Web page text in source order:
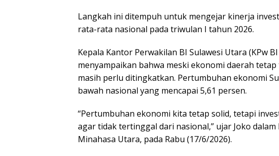
Langkah ini ditempuh untuk mengejar kinerja
rata-rata nasional pada triwulan I tahun 2026.
Kepala Kantor Perwakilan BI Sulawesi Utara (KPw
menyampaikan bahwa meski ekonomi daerah
masih perlu ditingkatkan. Pertumbuhan ekonomi
bawah nasional yang mencapai 5,61 persen.
“Pertumbuhan ekonomi kita tetap solid, tetapi
agar tidak tertinggal dari nasional,” ujar Joko dalam
Minahasa Utara, pada Rabu (17/6/2026).